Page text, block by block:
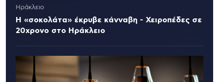
Ηράκλειο
Η «σοκολάτα» έκρυβε κάνναβη - Χειροπέδες σε
20χρονο στο Ηράκλειο